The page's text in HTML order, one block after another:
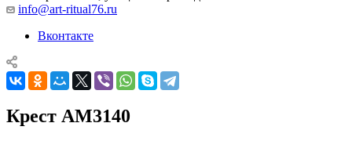
info@art-ritual76.ru
Вконтакте
Крест AM3140